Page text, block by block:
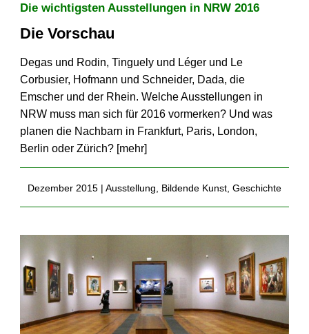
Die wichtigsten Ausstellungen in NRW 2016
Die Vorschau
Degas und Rodin, Tinguely und Léger und Le
Corbusier, Hofmann und Schneider, Dada, die
Emscher und der Rhein. Welche Ausstellungen in
NRW muss man sich für 2016 vormerken? Und was
planen die Nachbarn in Frankfurt, Paris, London,
Berlin oder Zürich? [mehr]
Dezember 2015 | Ausstellung Bildende Kunst, Geschichte